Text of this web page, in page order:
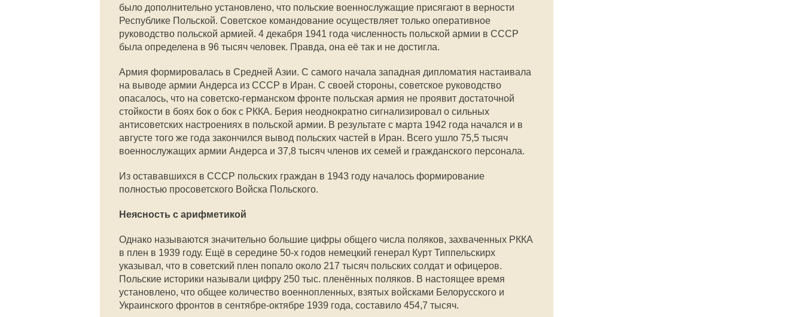
было дополнительно установлено, что польские военнослужащие присягают в верности
Республике Польской. Советское командование осуществляет только оперативное
руководство польской армией. 4 декабря 1941 года численность польской армии в СССР
была определена в 96 тысяч человек. Правда, она её так и не достигла.
Армия формировалась в Средней Азии. С самого начала западная дипломатия настаивала
на выводе армии Андерса из СССР в Иран. С своей стороны, советское руководство
опасалось, что на советско-германском фронте польская армия не проявит достаточной
стойкости в боях бок о бок с РККА. Берия неоднократно сигнализировал о сильных
антисоветских настроениях в польской армии. В результате с марта 1942 года начался и в
августе того же года закончился вывод польских частей в Иран. Всего ушло 75,5 тысяч
военнослужащих армии Андерса и 37,8 тысяч членов их семей и гражданского персонала.
Из остававшихся в СССР польских граждан в 1943 году началось формирование
полностью просоветского Войска Польского.
Неясность с арифметикой
Однако называются значительно большие цифры общего числа поляков, захваченных РККА
в плен в 1939 году. Ещё в середине 50-х годов немецкий генерал Курт Типпельскирх
указывал, что в советский плен попало около 217 тысяч польских солдат и офицеров.
Польские историки называли цифру 250 тыс. пленённых поляков. В настоящее время
установлено, что общее количество военнопленных, взятых войсками Белорусского и
Украинского фронтов в сентябре-октябре 1939 года, составило 454,7 тысяч.